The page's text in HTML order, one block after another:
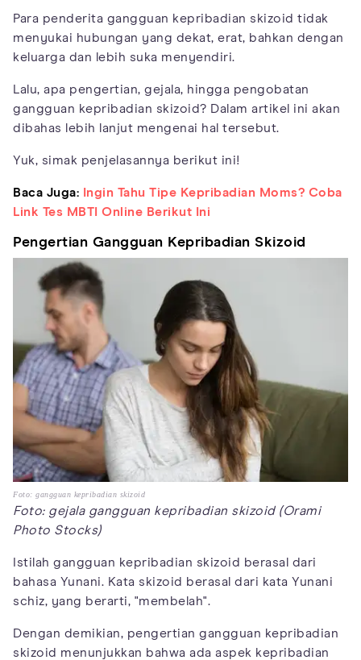
Para penderita gangguan kepribadian skizoid tidak
menyukai hubungan yang dekat, erat, bahkan dengan
keluarga dan lebih suka menyendiri.
Lalu, apa pengertian, gejala, hingga pengobatan
gangguan kepribadian skizoid? Dalam artikel ini akan
dibahas lebih lanjut mengenai hal tersebut.
Yuk, simak penjelasannya berikut ini!
Baca Juga:
Ingin Tahu Tipe Kepribadian Moms? Coba
Link Tes MBTI Online Berikut Ini
Pengertian Gangguan Kepribadian Skizoid
Foto: gangguan kepribadian skizoid
Foto: gejala gangguan kepribadian skizoid (Orami
Photo Stocks)
Istilah gangguan kepribadian skizoid berasal dari
bahasa Yunani. Kata skizoid berasal dari kata Yunani
schiz, yang berarti, "membelah".
Dengan demikian, pengertian gangguan kepribadian
skizoid menunjukkan bahwa ada aspek kepribadian